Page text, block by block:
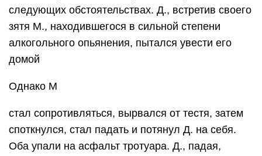
следующих обстоятельствах. Д., встретив своего
зятя М., находившегося в сильной степени
алкогольного опьянения, пытался увести его
домой
Однако М
стал сопротивляться, вырвался от тестя, затем
споткнулся, стал падать и потянул Д. на себя.
Оба упали на асфальт тротуара. Д., падая,